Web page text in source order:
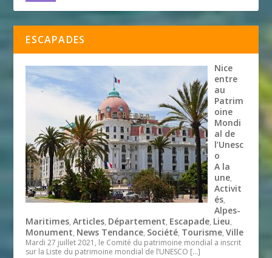
ESCAPADES
Nice
entre
au
Patrim
oine
Mondi
al de
l’Unesc
o
A la
une,
Activit
és,
Alpes-
Maritimes,Articles, Département, Escapade, Lieu,
Monument, News Tendance, Société, Tourisme,Ville
Mardi 27 juillet 2021, le Comité du patrimoine mondial a inscrit
sur la Liste du patrimoine mondial de l’UNESCO […]